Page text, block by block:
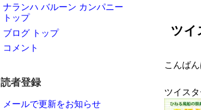
ナランハ バルーン カンパニー
トップ
ブログ トップ
コメント
読者登録
メールで更新をお知らせ
ツイ
こんば
ツイス